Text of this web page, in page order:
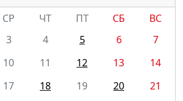
СР ЧТ ПТ СБ
ВС
3 4 5 6
7
10 11 12 13
14
17 18 19 20
21